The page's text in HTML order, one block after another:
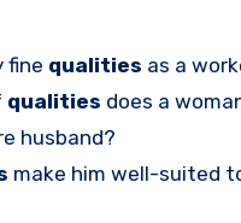
fine qualities as a
qualities does a
husband?
make him well-suited